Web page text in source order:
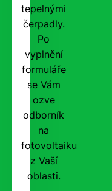
tepelnými
čerpadly.
Po
vyplnění
formuláře
se Vám
ozve
odborník
na
fotovoltaiku
z Vaší
oblasti.